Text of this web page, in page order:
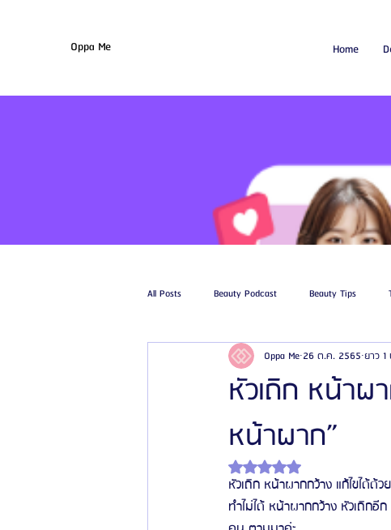
Home
Oppa Me
All Posts Beauty Podcast Beauty Tips
รีวิวศัลยกรรมฉีดไขมัน รีวิวศัลยกรรมดูดไขมัน
โรงพยาบาลศัลยกรรมเฟรช โรงพยาบาลศัลยก
รีวิวศัลยกรรมผู้ชาย โรงพยาบาลศัลยกรรมมาอิน
หัวเถิก หน้าผ
หน้าผาก”
Oppa Me 26 ต.ค. 2565 ยาว
ได้รับ NaN เต็ม 5 ดาว
หัวเถิก หน้าผากกว้าง แก้ไขได้ด้
ทำไม่ได้ หน้าผากกว้าง หัวเถิกอี